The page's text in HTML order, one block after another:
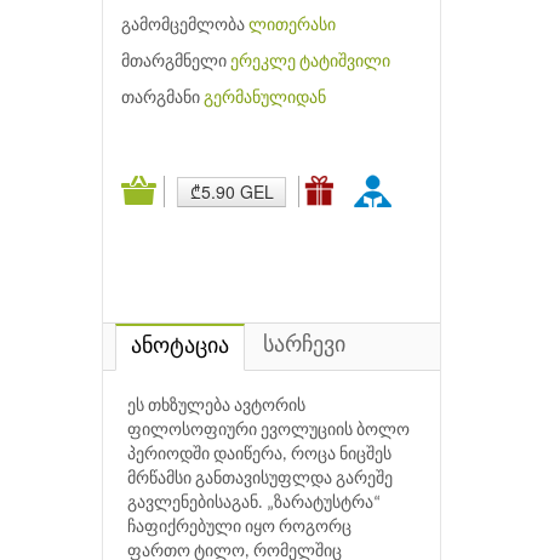
გამომცემლობა ლითერასი
მთარგმნელი ერეკლე ტატიშვილი
თარგმანი გერმანულიდან
₾5.90 GEL
ანოტაცია სარჩევი
ეს თხზულება ავტორის
ფილოსოფიური ევოლუციის ბოლო
პერიოდში დაიწერა, როცა ნიცშეს
მრწამსი განთავისუფლდა გარეშე
გავლენებისაგან. „ზარატუსტრა“
ჩაფიქრებული იყო როგორც
ფართო ტილო, რომელშიც